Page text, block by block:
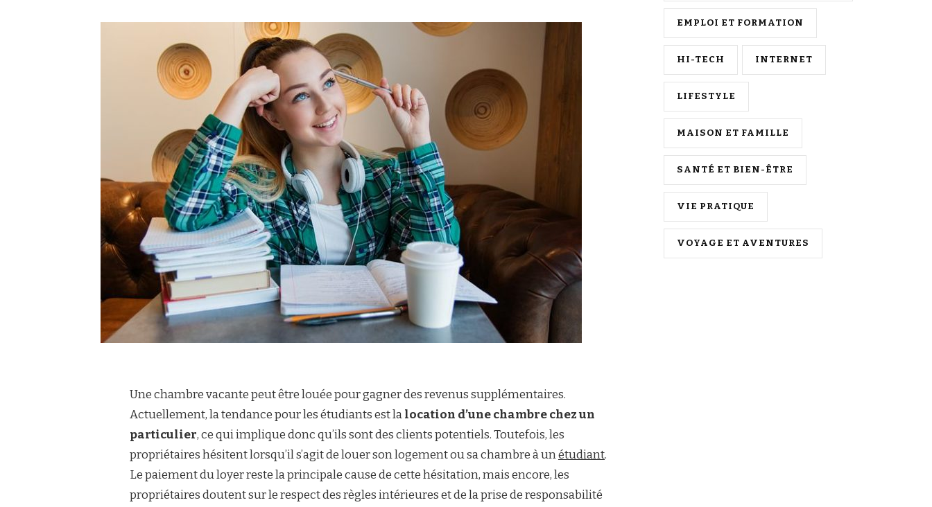
Une chambre vacante peut être louée pour gagner des revenus supplémentaires.
Actuellement, la tendance pour les étudiants est lalocation d’une chambre chez un
particulier, ce qui implique donc qu’ils sont des clients potentiels. Toutefois, les
propriétaires hésitent lorsqu’il s’agit de louer son logement ou sa chambre à unétudiant.
Le paiement du loyer reste la principale cause de cette hésitation, mais encore, les
propriétaires doutent sur le respect des règles intérieures et de la prise de responsabilité
EMPLOI ET FORMATION
HI-TECH INTERNET
LIFESTYLE
MAISON ET FAMILLE
SANTÉ ET BIEN-ÊTRE
VIE PRATIQUE
VOYAGE ET AVENTURES